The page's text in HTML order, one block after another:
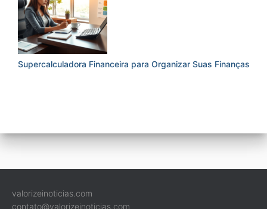
Supercalculadora Financeira para Organizar Suas Finanças
valorizeinoticias.com
contato@valorizeinoticias.com